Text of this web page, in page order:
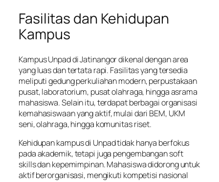
Fasilitas dan Kehidupan
Kampus
Kampus Unpad di Jatinangor dikenal dengan area
yang luas dan tertata rapi. Fasilitas yang tersedia
meliputi gedung perkuliahan modern, perpustakaan
pusat, laboratorium, pusat olahraga, hingga asrama
mahasiswa. Selain itu, terdapat berbagai organisasi
kemahasiswaan yang aktif, mulai dari BEM, UKM
seni, olahraga, hingga komunitas riset.
Kehidupan kampus di Unpad tidak hanya berfokus
pada akademik, tetapi juga pengembangan soft
skills dan kepemimpinan. Mahasiswa didorong untuk
aktif berorganisasi, mengikuti kompetisi nasional